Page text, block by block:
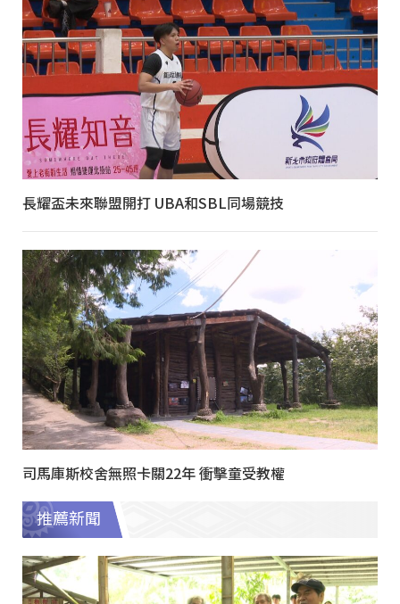
長耀盃未來聯盟開打 UBA和SBL同場競技
司馬庫斯校舍無照卡關22年 衝擊童受教權
推薦新聞